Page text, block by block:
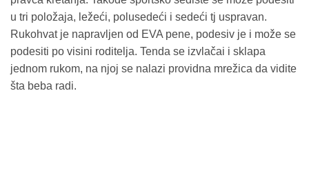
u tri položaja, ležeći, polusedeći i sedeći tj uspravan.
Rukohvat je napravljen od EVA pene, podesiv je i može se
podesiti po visini roditelja. Tenda se izvlačai i sklapa
jednom rukom, na njoj se nalazi providna mrežica da vidite
šta beba radi.